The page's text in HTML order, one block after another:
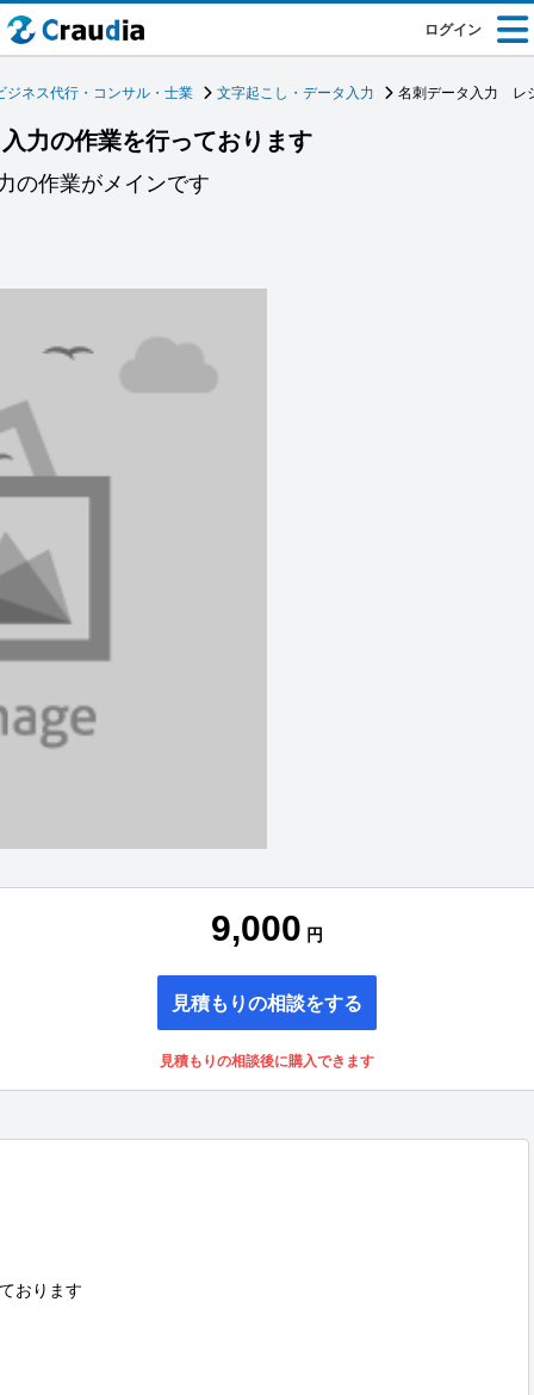
ログイン
ジネス代行・コンサル・士業 文字起こし・データ入力 名刺データ入力 レ
力の作業を行っております
の作業がメインです
9,000 円
見積もりの相談をする
見積もりの相談後に購入できます
おります